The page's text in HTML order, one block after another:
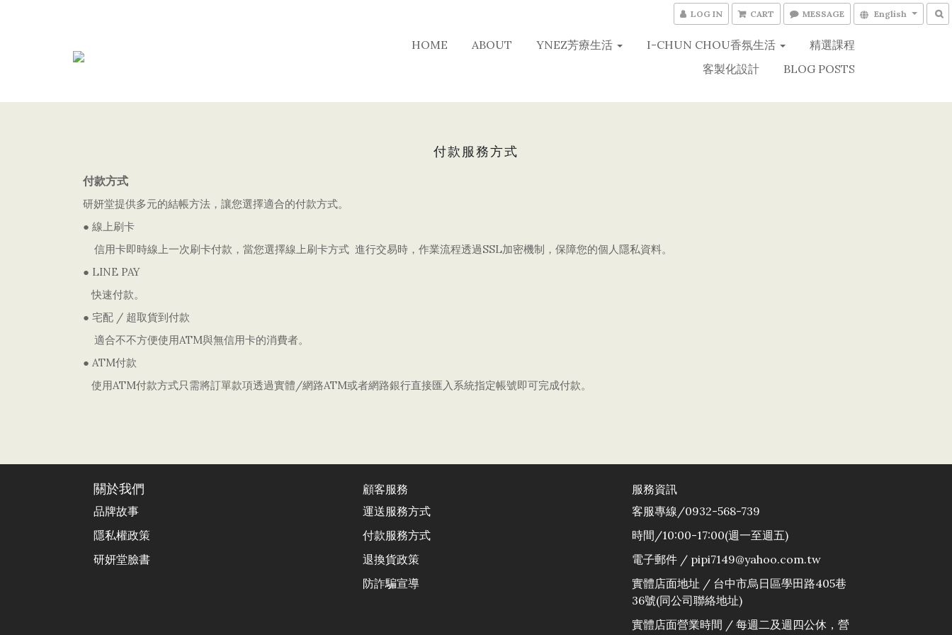
LOG IN CART MESSAGE English
HOME ABOUT YNEZ芳療生活 I-CHUN CHOU香氛生活
精選課程
客製化設計
BLOG POSTS
付款服務方式
付款方式
研妍堂提供多元的結帳方法，讓您選擇適合的付款方式。
● 線上刷卡
信用卡即時線上一次刷卡付款，當您選擇線上刷卡方式 進行交易時，作業流程透過SSL加密機制，保障您的個人隱私資料。
● LINE PAY
快速付款。
● 宅配 / 超取貨到付款
適合不不方便使用ATM與無信用卡的消費者。
● ATM付款
使用ATM付款方式只需將訂單款項透過實體/網路ATM或者網路銀行直接匯入系統指定帳號即可完成付款。
關於我們
品牌故事
隱私權政策
研妍堂臉書
顧客服務
運送服務方式
付款服務方式
退換貨政策
防詐騙宣導
服務資訊
客服專線/0932-568-739
時間/10:00-17:00(週一至週五)
電子郵件 / pipi7149@yahoo.com.tw
實體店面地址 / 台中市烏日區學田路405巷
36號(同公司聯絡地址)
實體店面營業時間 / 每週二及週四公休，營